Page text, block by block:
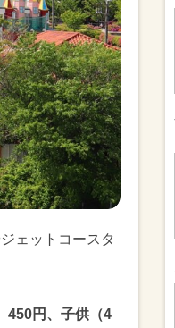
ェットコースタ
450円、子供（4